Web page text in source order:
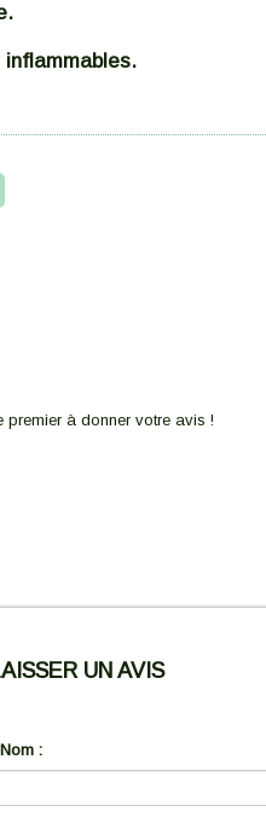
premier à donner votre avis !
UN AVIS
Nom :